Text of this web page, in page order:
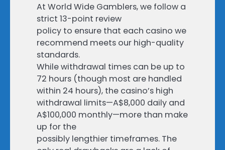
At World Wide Gamblers, we follow a
strict 13-point review
policy to ensure that each casino we
recommend meets our high-quality
standards.
While withdrawal times can be up to
72 hours (though most are handled
within 24 hours), the casino’s high
withdrawal limits—A$8,000 daily and
A$100,000 monthly—more than make
up for the
possibly lengthier timeframes. The